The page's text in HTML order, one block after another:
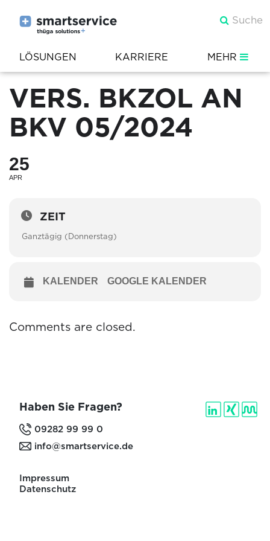
LÖSUNGEN KARRIERE MEHR
VERS. BKZOL AN
BKV 05/2024
25
APR
ZEIT
Ganztägig (Donnerstag)
KALENDER GOOGLE KALENDER
Comments are closed.
Haben Sie Fragen?
09282 99 99 0
info@smartservice.de
Impressum
Datenschutz